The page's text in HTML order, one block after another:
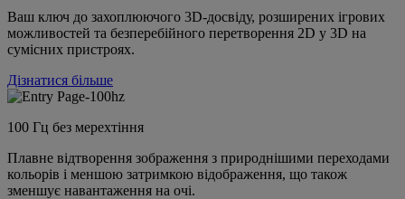
Ваш ключ до захоплюючого 3D-досвіду, розширених ігрових
можливостей та безперебійного перетворення 2D у 3D на
сумісних пристроях.
Дізнатися більше
100 Гц без мерехтіння
Плавне відтворення зображення з природнішими переходами
кольорів і меншою затримкою відображення, що також
зменшує навантаження на очі.